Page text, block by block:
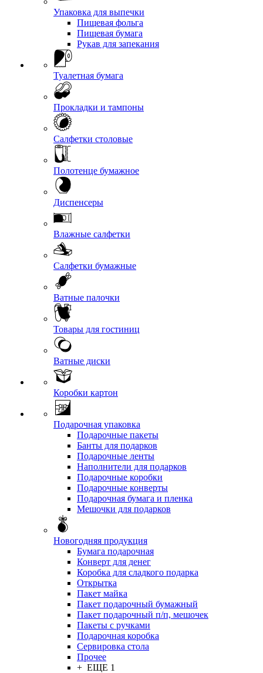
Упаковка для выпечки
Пищевая фольга
Пищевая бумага
Рукав для запекания
Туалетная бумага
Прокладки и тампоны
Салфетки столовые
Полотенце бумажное
Диспенсеры
Влажные салфетки
Салфетки бумажные
Ватные палочки
Товары для гостиниц
Ватные диски
Коробки картон
Подарочная упаковка
Подарочные пакеты
Банты для подарков
Подарочные ленты
Наполнители для подарков
Подарочные коробки
Подарочные конверты
Подарочная бумага и пленка
Мешочки для подарков
Новогодняя продукция
Бумага подарочная
Конверт для денег
Коробка для сладкого подарка
Открытка
Пакет майка
Пакет подарочный бумажный
Пакет подарочный п/п, мешочек
Пакеты с ручками
Подарочная коробка
Сервировка стола
Прочее
+ ЕЩЕ 1